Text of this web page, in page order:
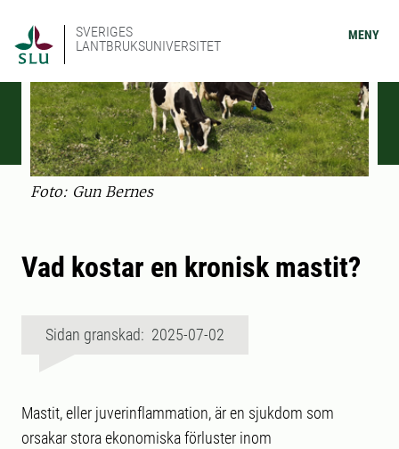
SVERIGES
LANTBRUKSUNIVERSITET
MENY
Foto: Gun Bernes
Vad kostar en kronisk mastit?
Sidan granskad: 2025-07-02
Mastit, eller juverinflammation, är en sjukdom som
orsakar stora ekonomiska förluster inom